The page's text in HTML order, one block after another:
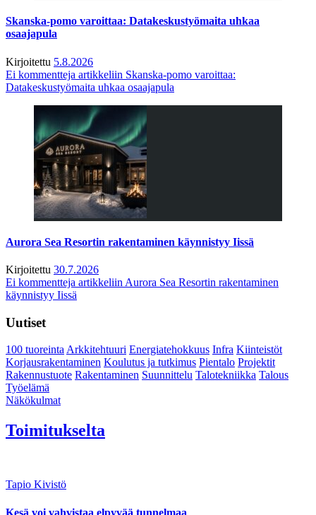
Skanska-pomo varoittaa: Datakeskustyömaita uhkaa
osaajapula
Kirjoitettu 5.8.2026
Ei kommentteja artikkeliin Skanska-pomo varoittaa:
Datakeskustyömaita uhkaa osaajapula
Aurora Sea Resortin rakentaminen käynnistyy Iissä
Kirjoitettu 30.7.2026
Ei kommentteja artikkeliin Aurora Sea Resortin rakentaminen
käynnistyy Iissä
Uutiset
100 tuoreintaArkkitehtuuri Energiatehokkuus Infra Kiinteistöt
Korjausrakentaminen Koulutus ja tutkimus Pientalo Projektit
Rakennustuote Rakentaminen Suunnittelu Talotekniikka Talous
Työelämä
Näkökulmat
Toimitukselta
Tapio Kivistö
Kesä voi vahvistaa elpyvää tunnelmaa